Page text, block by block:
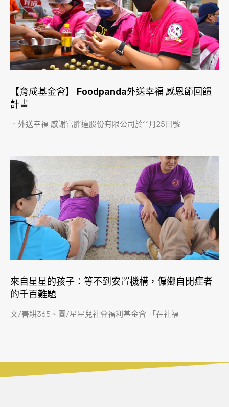
【育成基金會】 Foodpanda外送幸福 感恩節回饋
計畫
．外送幸福 感謝富胖達股份有限公司於11月25日號
來自星星的孩子：等不到安置機構，偏鄉自閉症者
的千百難題
文/善耕365、圖/星星兒社會福利基金會 「在社福